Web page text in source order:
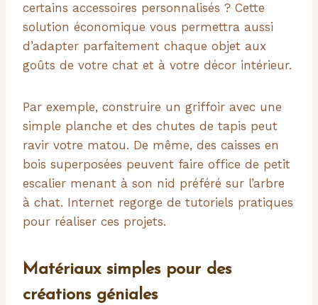
certains accessoires personnalisés ? Cette
solution économique vous permettra aussi
d’adapter parfaitement chaque objet aux
goûts de votre chat et à votre décor intérieur.
Par exemple, construire un griffoir avec une
simple planche et des chutes de tapis peut
ravir votre matou. De même, des caisses en
bois superposées peuvent faire office de petit
escalier menant à son nid préféré sur l’arbre
à chat. Internet regorge de tutoriels pratiques
pour réaliser ces projets.
Matériaux simples pour des
créations géniales